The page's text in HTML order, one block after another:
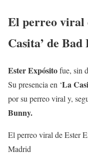
El perreo viral
Casita’ de
Ester Expósitofue, sin
Su presencia en ‘La
por su perreo viral y,
Bunny.
El perreo viral de Ester
Madrid